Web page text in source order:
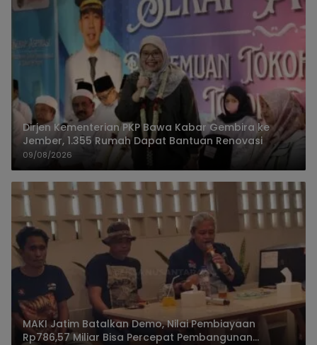
Dirjen Kementerian PKP Bawa Kabar Gembira ke
Jember, 1.355 Rumah Dapat Bantuan Renovasi
09/08/2026
MAKI Jatim Batalkan Demo, Nilai Pembiayaan
Rp786,57 Miliar Bisa Percepat Pembangunan